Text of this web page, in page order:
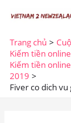
dung
Trang chủ
Kiếm tiền online
Kiếm tiền
2019
Fiver co dich vu